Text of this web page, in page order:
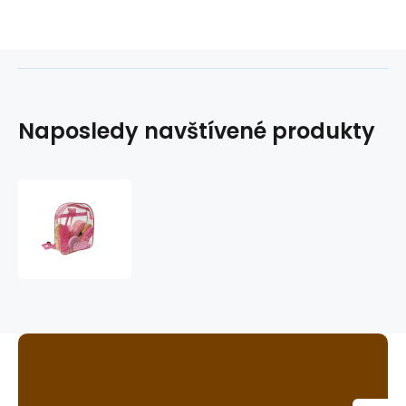
Naposledy navštívené produkty